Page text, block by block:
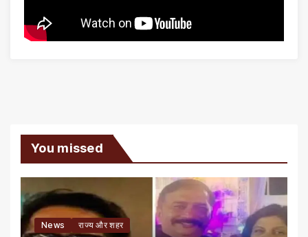
You missed
News राज्य और शहर